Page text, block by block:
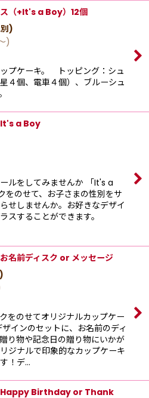
（+It's a Boy）12個
)
)
プケーキ。 トッピング：シュ
４個、電車４個）、ブルーシュ
It's a Boy
ルをしてみませんか 「It's a
をのせて、お子さまの性別をサ
せしませんか。お好きなデザイ
スすることができます。
お名前ディスク or メッセージ
をのせてオリジナルカップケー
インのセットに、お名前のディ
り物や記念日の贈り物にいかが
ジナルで印象的なカップケーキ
！デ…
Happy Birthday or Thank